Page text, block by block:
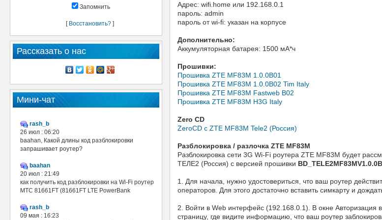
Запомнить
[ Восстановить?]
Рассказать о нас
Мини-чат
rash_b
26 июл : 06:20
baahan, Какой длины код разблокировки
запрашивает роутер?
baahan
20 июл : 21:49
как получить код разблокировки на Wi-Fi роутер
МТС 81661FT (81661FT LTE PowerBank
rash_b
09 мая : 16:23
Адрес: wifi.home или 192.168.0.1
пароль: admin
пароль от wi-fi: указан на корпусе
Дополнительно:
Аккумуляторная батарея: 1500 мА*ч
Прошивки:
Прошивка ZTE MF83M 1.0.0B01
Прошивка ZTE MF83M 1.0.0B02 Tim Italy
Прошивка ZTE MF83M Fastweb B02
Прошивка ZTE MF83M H3G Italy
Zero CD
ZeroCD с ZTE MF83M Tele2 (Россия)
Разблокировка / разлочка ZTE MF83M
Разблокировка сети 3G Wi-Fi роутера ZTE MF83M будет
ТЕЛЕ2 (Россия) с версией прошивки
1. Для начала, нужно удостовериться, что ваш роутер
операторов. Для этого достаточно вставить симкарту и
2. Войти в Web интерфейс (192.168.0.1). В окне Авторизация
страницу, где видите информацию, что ваш роутер